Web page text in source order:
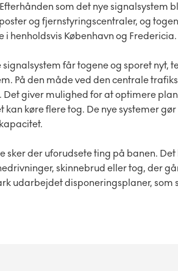
som det nye signalsystem
og fjernstyringscentraler, og
i henholdsvis København og Fredericia.
signalsystem får togene og sporet nyt,
På den måde ved den centrale
Det giver mulighed for at optimere
kan køre flere tog. De nye systemer
sker der uforudsete ting på banen.
skinnebrud eller tog, der
udarbejdet disponeringsplaner, som